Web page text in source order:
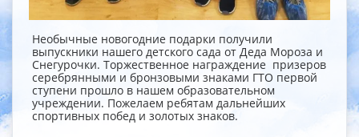
Необычные новогодние подарки получили
выпускники нашего детского сада от Деда Мороза и
Снегурочки. Торжественное награждение призеров
серебрянными и бронзовыми знаками ГТО первой
ступени прошло в нашем образовательном
учреждении. Пожелаем ребятам дальнейших
спортивных побед и золотых знаков.